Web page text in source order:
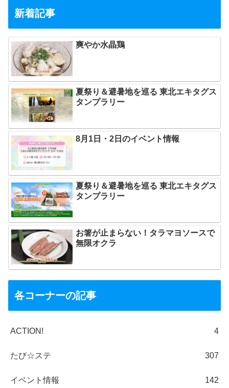
新着記事
爽やか水晶鶏
夏祭り＆避暑地を巡る 東北エキタグス
タンプラリー
8月1日・2日のイベント情報
夏祭り＆避暑地を巡る 東北エキタグス
タンプラリー
お箸が止まらない！タラマヨソースで
無限オクラ
各コーナーの記事
ACTION! 4
たび☆ステ 307
イベント情報 142